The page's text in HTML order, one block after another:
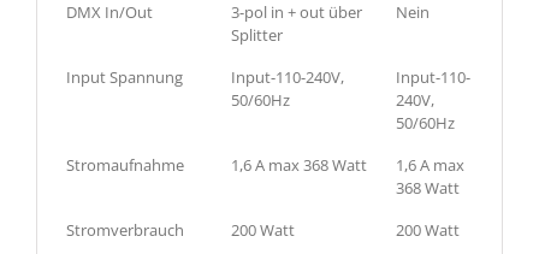
DMX In/Out
3-pol in + out über
Splitter
Nein
Input Spannung
Input-110-240V,
50/60Hz
Input-110-
240V,
50/60Hz
Stromaufnahme
1,6 A max 368 Watt
1,6 A max
368 Watt
Stromverbrauch
200 Watt
200 Watt